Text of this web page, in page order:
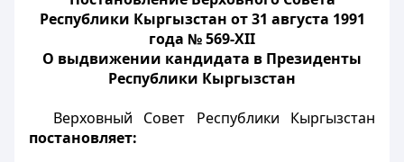
Республики Кыргызстан от 31 августа 1991
года № 569-ХII
О выдвижении кандидата в Президенты
Республики Кыргызстан
Верховный Совет Республики Кыргызстан
постановляет: